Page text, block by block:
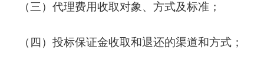
（三）代理费用收取对象、方式及标准；
（四）投标保证金收取和退还的渠道和方式；